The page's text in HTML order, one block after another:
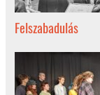
Felszabadulás